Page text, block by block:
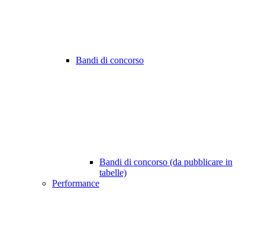
Bandi di concorso
Bandi di concorso (da pubblicare in
tabelle)
Performance